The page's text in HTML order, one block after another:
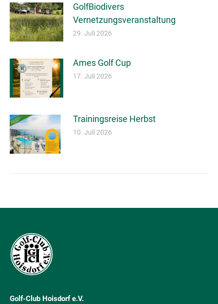
GolfBiodivers
Vernetzungsveranstaltung
29. Juli 2026
Ames Golf Cup
17. Juli 2026
Trainingsreise Herbst
10. Juli 2026
Golf-Club Hoisdorf e.V.